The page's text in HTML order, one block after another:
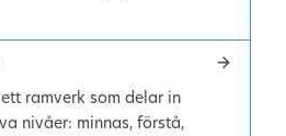
ramverk som delar in
nivåer: minnas, förstå,